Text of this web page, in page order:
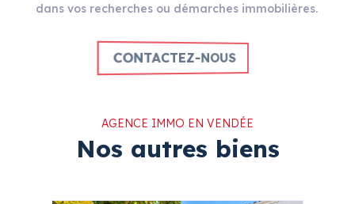
dans vos recherches ou démarches immobilières.
CONTACTEZ-NOUS
AGENCE IMMO EN VENDÉE
Nos autres biens